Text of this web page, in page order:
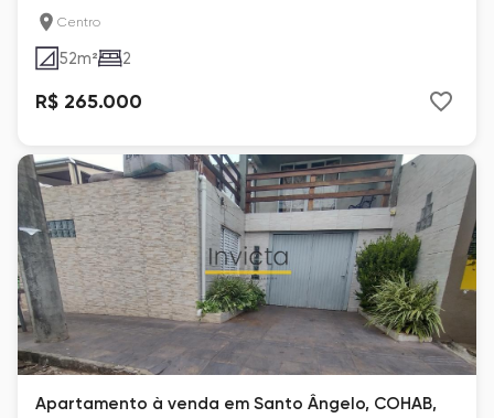
Centro
52m² 2
R$ 265.000
Apartamento à venda em Santo Ângelo, COHAB,